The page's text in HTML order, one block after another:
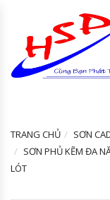
TRANG CHỦ
SƠN
SƠN PHỦ KẼM ĐA
LÓT